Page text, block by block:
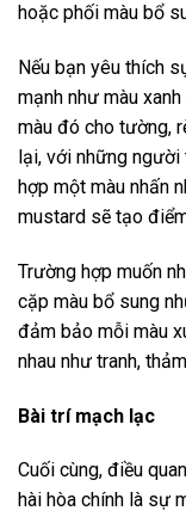
hoặc phối màu bổ
Nếu bạn yêu thích
mạnh như màu
màu đó cho tường,
lại, với những người
hợp một màu nhấn
mustard sẽ tạo
Trường hợp muốn
cặp màu bổ sung
đảm bảo mỗi màu
nhau như tranh,
Bài trí mạch lạc
Cuối cùng, điều
hài hòa chính là sự